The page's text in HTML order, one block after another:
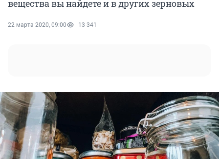
вещества вы найдете и в других зерновых
22 марта 2020, 09:00 13 341